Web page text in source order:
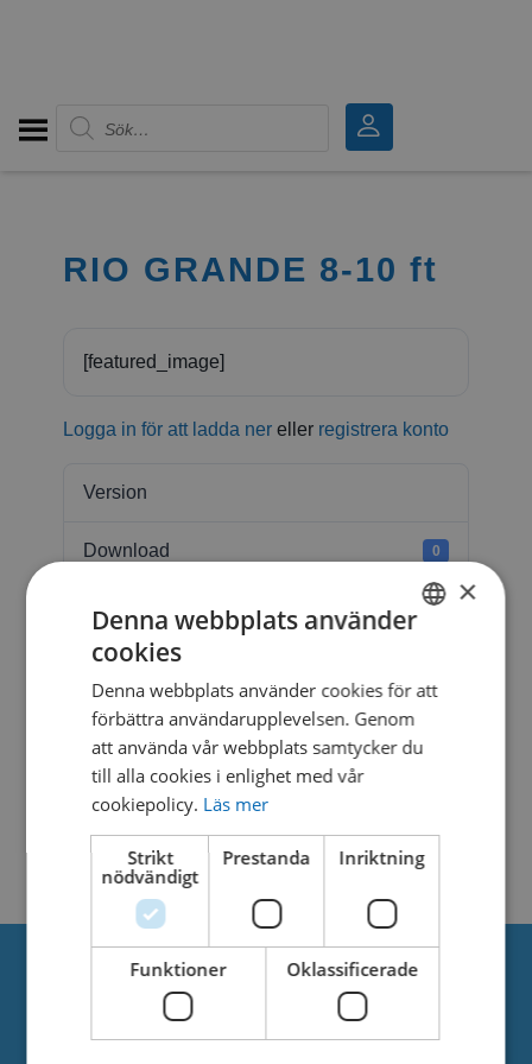
Produktsökning
RIO GRANDE 8-10 ft
[featured_image]
Logga in för att ladda nereller registrera konto
Version
Download 0
File Size 1.55 MB
File Count
Create Date 4. februari 2025
Last Updated 4. februari 2025
RIO GRANDE 8-10 ft
Om oss
DANISH
×
Denna webbplats använder
cookies
Denna webbplats använder cookies för att
förbättra användarupplevelsen. Genom
att använda vår webbplats samtycker du
till alla cookies i enlighet med vår
cookiepolicy. Läs mer
Strikt
nödvändigt
Prestanda Inriktning
Funktioner Oklassificerade